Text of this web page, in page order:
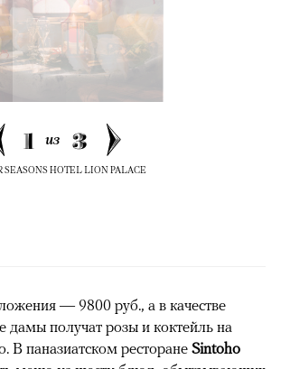
1 из 3
HOTEL LION PALACE
— 9800 руб., а в качестве
дамы получат розы и коктейль на
В паназиатском ресторане Sintoho